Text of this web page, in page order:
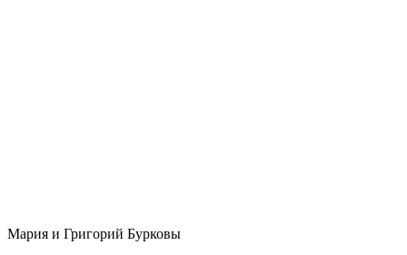
Мария и Григорий Бурковы